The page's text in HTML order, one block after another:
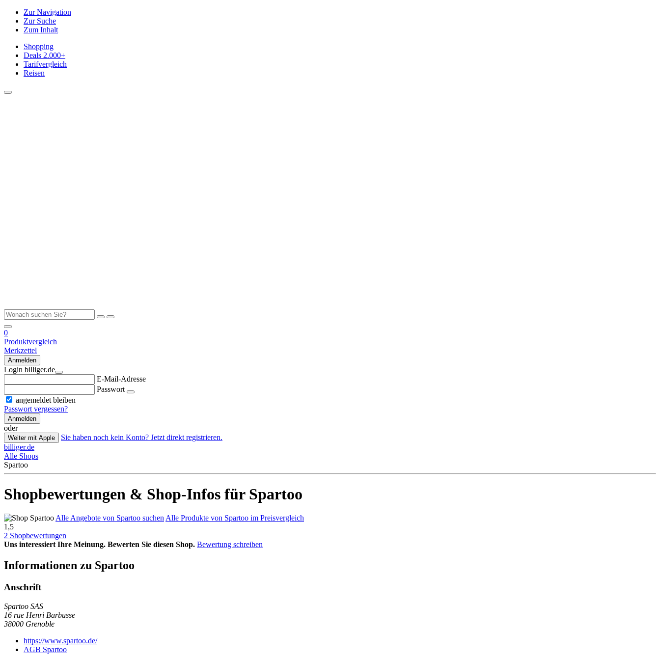
Zur Navigation
Zur Suche
Zum Inhalt
Shopping
Deals 2.000+
Tarifvergleich
Reisen
0
Produktvergleich
Merkzettel
Anmelden
Login billiger.de
E-Mail-Adresse
Passwort
angemeldet bleiben
Passwort vergessen?
Anmelden
oder
Weiter mit Apple
Sie haben noch kein Konto? Jetzt direkt registrieren.
billiger.de
Alle Shops
Spartoo
Shopbewertungen & Shop-Infos für Spartoo
Alle Angebote von Spartoo suchen Alle Produkte von Spartoo im Preisvergleich
1,5
2 Shopbewertungen
Uns interessiert Ihre Meinung. Bewerten Sie diesen Shop. Bewertung schreiben
Informationen zu Spartoo
Anschrift
Spartoo SAS
16 rue Henri Barbusse
38000 Grenoble
https://www.spartoo.de/
AGB Spartoo